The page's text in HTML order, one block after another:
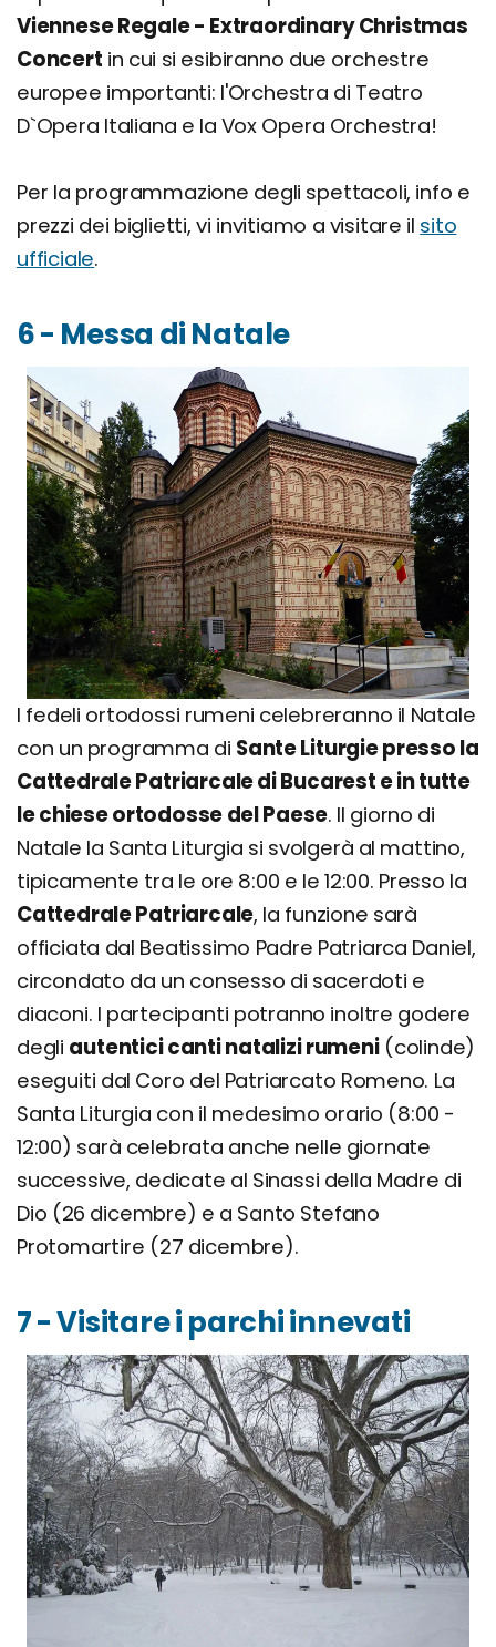
Viennese Regale - Extraordinary Christmas
Concert in cui si esibiranno due orchestre
europee importanti: l'Orchestra di Teatro
D`Opera Italiana e la Vox Opera Orchestra!
Per la programmazione degli spettacoli, info e
prezzi dei biglietti, vi invitiamo a visitare il sito
ufficiale.
6 - Messa di Natale
I fedeli ortodossi rumeni celebreranno il Natale
con un programma di Sante Liturgie presso la
Cattedrale Patriarcale di Bucarest e in tutte
le chiese ortodosse del Paese. Il giorno di
Natale la Santa Liturgia si svolgerà al mattino,
tipicamente tra le ore 8:00 e le 12:00. Presso la
Cattedrale Patriarcale, la funzione sarà
officiata dal Beatissimo Padre Patriarca Daniel,
circondato da un consesso di sacerdoti e
diaconi. I partecipanti potranno inoltre godere
degli autentici canti natalizi rumeni(colinde)
eseguiti dal Coro del Patriarcato Romeno. La
Santa Liturgia con il medesimo orario (8:00 -
12:00) sarà celebrata anche nelle giornate
successive, dedicate al Sinassi della Madre di
Dio (26 dicembre) e a Santo Stefano
Protomartire (27 dicembre).
7 - Visitare i parchi innevati